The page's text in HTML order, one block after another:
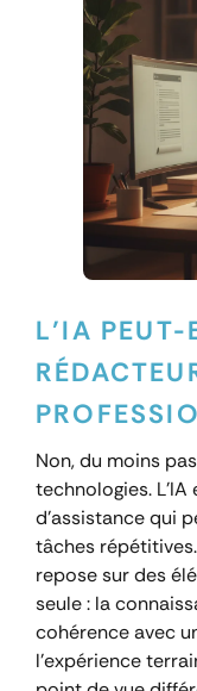
L’IA PEUT-
Non, du moins
technologies.
d’assistance qui
tâches
repose sur des
seule : la
cohérence avec
l’expérience